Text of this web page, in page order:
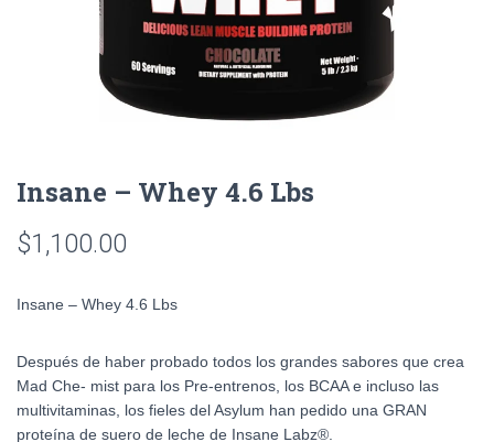
Insane – Whey 4.6 Lbs
$1,100.00
Insane – Whey 4.6 Lbs
Después de haber probado todos los grandes sabores que crea
Mad Che- mist para los Pre-entrenos, los BCAA e incluso las
multivitaminas, los fieles del Asylum han pedido una GRAN
proteína de suero de leche de Insane Labz®.